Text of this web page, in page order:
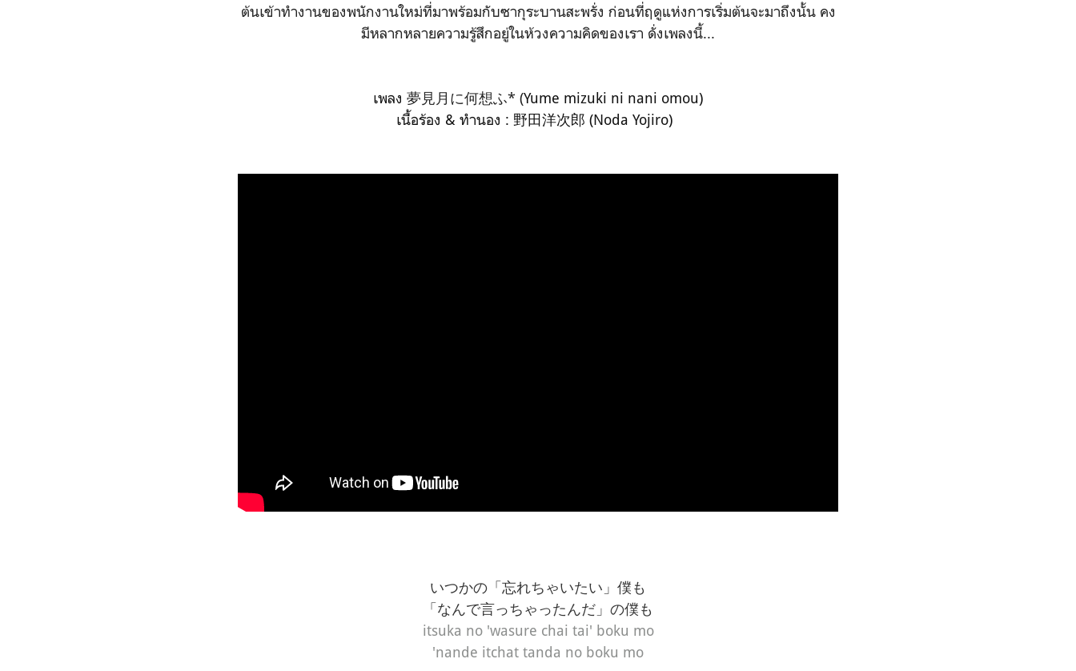
ต้นเข้าทำงานของพนักงานใหม่ที่มาพร้อมกับซากุระบานสะพรั่ง ก่อนที่ฤดูแห่งการเริ่มต้นจะมาถึงนั้น คง
มีหลากหลายความรู้สึกอยู่ในห้วงความคิดของเรา ดั่งเพลงนี้...
เพลง 夢見月に何想ふ* (Yume mizuki ni nani omou)
เนื้อร้อง & ทำนอง : 野田洋次郎 (Noda Yojiro)
いつかの「忘れちゃいたい」僕も
「なんで言っちゃったんだ」の僕も
itsuka no 'wasure chai tai' boku mo
'nande itchat tanda no boku mo